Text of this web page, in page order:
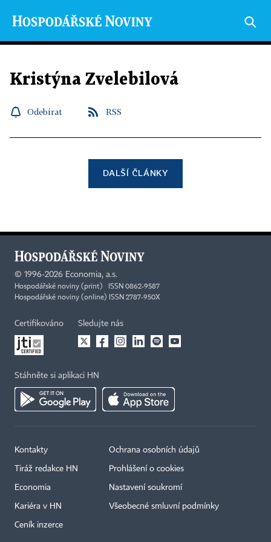
Kristýna Zvelebilová
Odebírat RSS
DALŠÍ ČLÁNKY
© 1996-2026 Economia, a.s.
Hospodářské noviny (print) ISSN 0862-9587
Hospodářské noviny (online) ISSN 2787-950X
Certifikováno Sledujte nás
Stáhněte si aplikaci HN
Kontakty
Tiráž redakce HN
Economia
Kariéra v HN
Ceník inzerce
Ochrana osobních údajů
Prohlášení o cookies
Nastavení soukromí
Všeobecné smluvní podmínky